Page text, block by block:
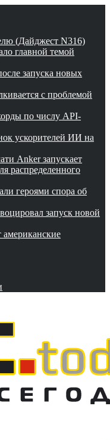
(Дайджест N316)
главной темой
запуска новых
с проблемой
по числу API-
ускорителей ИИ на
Anker запускает
распределенного
героями спора об
запуск новой